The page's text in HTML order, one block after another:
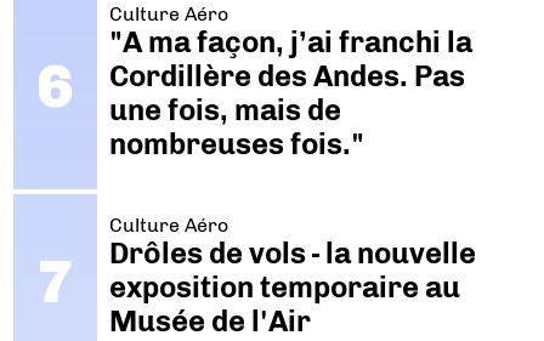
Culture Aéro
"A ma façon, j’ai franchi la
Cordillère des Andes. Pas
une fois, mais de
nombreuses fois."
Culture Aéro
Drôles de vols - la nouvelle
exposition temporaire au
Musée de l'Air